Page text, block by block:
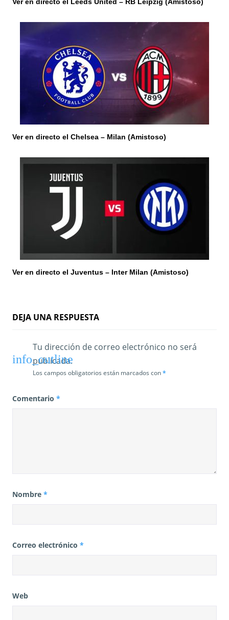
a
d
a
Ver en directo el Chelsea – Milan (Amistoso)
Ver en directo el Juventus – Inter Milan (Amistoso)
DEJA UNA RESPUESTA
Tu dirección de correo electrónico no será
publicada.
Los campos obligatorios están marcados con*
Comentario *
Nombre *
Correo electrónico *
Web